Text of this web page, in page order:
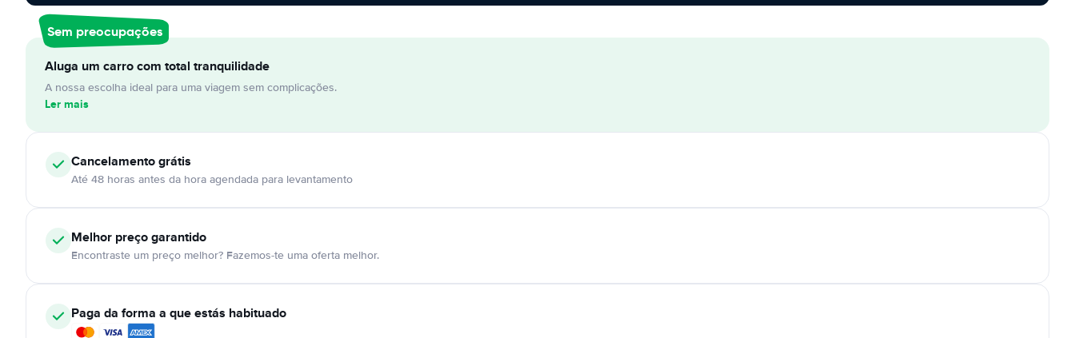
Sem preocupações
Aluga um carro com total tranquilidade
A nossa escolha ideal para uma viagem sem complicações.
Ler mais
Cancelamentográtis
Até 48 horas antes da hora agendada para levantamento
Melhor preço garantido
Encontraste um preço melhor? Fazemos-te uma oferta melhor.
Paga da forma a que estás habituado